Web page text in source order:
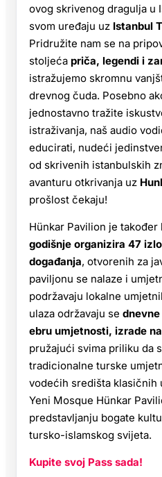
ovog skrivenog dragulja u
svom uređaju uz Istanbul
Pridružite nam se na
stoljeća priča, legendi i
istražujemo skromnu
drevnog čuda. Posebno
jednostavno tražite
istraživanja, naš audio
educirati, nudeći
od skrivenih istanbulskih
avanturu otkrivanja uz
prošlost čekaju!
Hünkar Pavilion je
godišnje organizira 47
događanja, otvorenih za
paviljonu se nalaze i
podržavaju lokalne
ulaza održavaju se
ebru umjetnosti, izrade
pružajući svima priliku da
tradicionalne turske
vodećih središta klasičnih
Yeni Mosque Hünkar
predstavljanju bogate
tursko-islamskog svijeta.
Kupite svoj Pass sada!